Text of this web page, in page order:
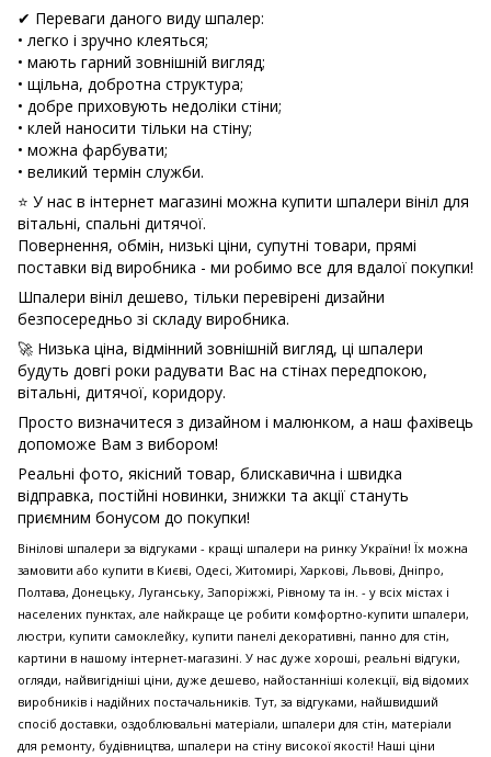
✔ Переваги даного виду шпалер:
• легко і зручно клеяться;
• мають гарний зовнішній вигляд;
• щільна, добротна структура;
• добре приховують недоліки стіни;
• клей наносити тільки на стіну;
• можна фарбувати;
• великий термін служби.
⭐ У нас в інтернет магазині можна купити шпалери вініл для
вітальні, спальні дитячої.
Повернення, обмін, низькі ціни, супутні товари, прямі
поставки від виробника - ми робимо все для вдалої покупки!
Шпалери вініл дешево, тільки перевірені дизайни
безпосередньо зі складу виробника.
🚀 Низька ціна, відмінний зовнішній вигляд, ці шпалери
будуть довгі роки радувати Вас на стінах передпокою,
вітальні, дитячої, коридору.
Просто визначитеся з дизайном і малюнком, а наш фахівець
допоможе Вам з вибором!
Реальні фото, якісний товар, блискавична і швидка
відправка, постійні новинки, знижки та акції стануть
приємним бонусом до покупки!
Вінілові шпалери за відгуками - кращі шпалери на ринку України! Їх можна
замовити або купити в Києві, Одесі, Житомирі, Харкові, Львові, Дніпро,
Полтава, Донецьку, Луганську, Запоріжжі, Рівному та ін. - у всіх містах і
населених пунктах, але найкраще це робити комфортно-купити шпалери,
люстри, купити самоклейку, купити панелі декоративні, панно для стін,
картини в нашому інтернет-магазині. У нас дуже хороші, реальні відгуки,
огляди, найвигідніші ціни, дуже дешево, найостанніші колекції, від відомих
виробників і надійних постачальників. Тут, за відгуками, найшвидший
спосіб доставки, оздоблювальні матеріали, шпалери для стін, матеріали
для ремонту, будівництва, шпалери на стіну високої якості! Наші ціни